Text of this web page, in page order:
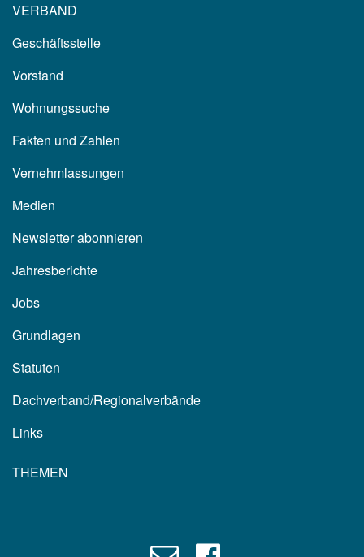
VERBAND
Geschäftsstelle
Vorstand
Wohnungssuche
Fakten und Zahlen
Vernehmlassungen
Medien
Newsletter abonnieren
Jahresberichte
Jobs
Grundlagen
Statuten
Dachverband/Regionalverbände
Links
THEMEN